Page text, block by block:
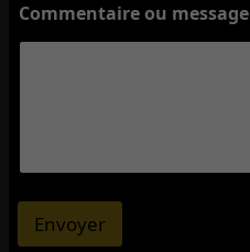
Commentaire ou message
Envoyer